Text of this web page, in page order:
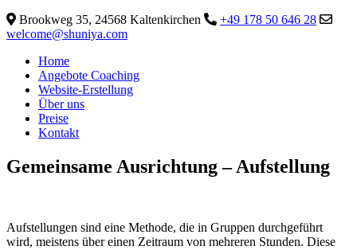
Brookweg 35, 24568 Kaltenkirchen
+49 178 50 646 28
welcome@shuniya.com
Home
Angebote Coaching
Website-Erstellung
Über uns
Preise
Kontakt
Gemeinsame Ausrichtung – Aufstellung
Aufstellungen sind eine Methode, die in Gruppen durchgeführt
wird, meistens über einen Zeitraum von mehreren Stunden. Diese